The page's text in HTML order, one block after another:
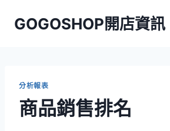
GOGOSHOP開店資訊
分析報表
商品銷售排名